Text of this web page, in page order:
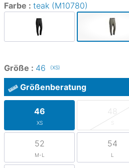
Farbe : teak (M10780)
Größe : 46 (XS)
Größenberatung
46
XS
48
52
M-L
54
L